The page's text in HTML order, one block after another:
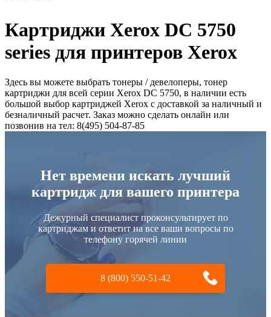
Картриджи Xerox DC 5750
series для принтеров Xerox
Здесь вы можете выбрать тонеры / девелоперы, тонер
картриджи для всей серии Xerox DC 5750, в наличии есть
большой выбор картриджей Xerox с доставкой за наличный и
безналичный расчет. Заказ можно сделать онлайн или
позвонив на тел: 8(495) 504-87-85
Нет времени искать лучший
картридж для вашего принтера
Дежурный специалист проконсультирует по
картриджам и ответит на все ваши вопросы по
телефону горячей линии
8 (800) 550-51-42